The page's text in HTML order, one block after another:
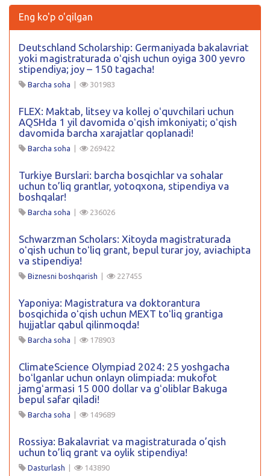
Eng ko'p o'qilgan
Deutschland Scholarship: Germaniyada bakalavriat
yoki magistraturada oʻqish uchun oyiga 300 yevro
stipendiya; joy – 150 tagacha!
Barcha soha | 301983
FLEX: Maktab, litsey va kollej oʻquvchilari uchun
AQSHda 1 yil davomida oʻqish imkoniyati; oʻqish
davomida barcha xarajatlar qoplanadi!
Barcha soha | 269422
Turkiye Burslari: barcha bosqichlar va sohalar
uchun to’liq grantlar, yotoqxona, stipendiya va
boshqalar!
Barcha soha | 236026
Schwarzman Scholars: Xitoyda magistraturada
oʻqish uchun toʻliq grant, bepul turar joy, aviachipta
va stipendiya!
Biznesni boshqarish | 227455
Yaponiya: Magistratura va doktorantura
bosqichida oʻqish uchun MEXT toʻliq grantiga
hujjatlar qabul qilinmoqda!
Barcha soha | 178903
ClimateScience Olympiad 2024: 25 yoshgacha
boʻlganlar uchun onlayn olimpiada: mukofot
jamgʻarmasi 15 000 dollar va gʻoliblar Bakuga
bepul safar qiladi!
Barcha soha | 149689
Rossiya: Bakalavriat va magistraturada o’qish
uchun to’liq grant va oylik stipendiya!
Dasturlash | 143890